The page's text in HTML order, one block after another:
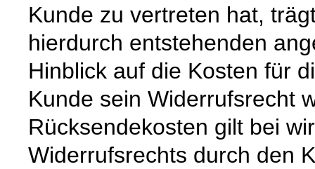
Kunde zu vertreten hat,
hierdurch entstehenden
Hinblick auf die Kosten für
Kunde sein Widerrufsrecht
Rücksendekosten gilt bei
Widerrufsrechts durch den